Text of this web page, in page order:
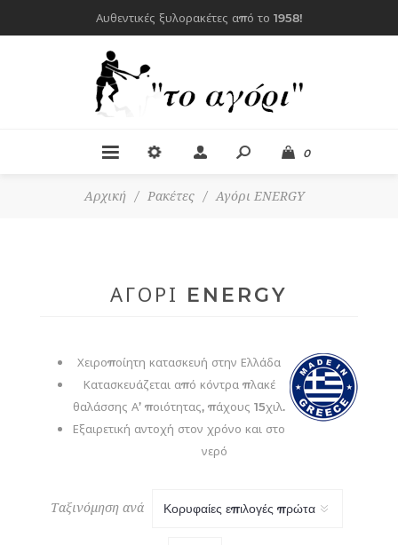
Αυθεντικές ξυλορακέτες από το 1958!
0
Αρχική / Ρακέτες / Αγόρι ENERGY
ΑΓΌΡΙ ENERGY
Χειροποίητη κατασκευή στην Ελλάδα
Κατασκευάζεται από κόντρα πλακέ
θαλάσσης Α’ ποιότητας, πάχους 15χιλ.
Εξαιρετική αντοχή στον χρόνο και στο
νερό
Ταξινόμηση ανά